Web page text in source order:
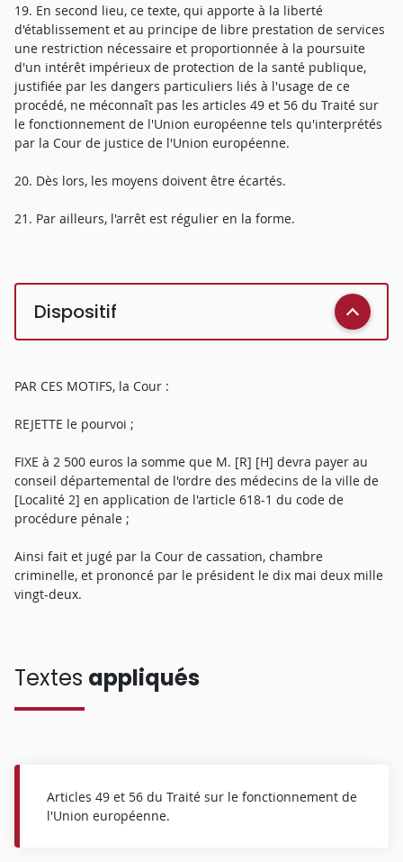
19. En second lieu, ce texte, qui apporte à la liberté
d'établissement et au principe de libre prestation de services
une restriction nécessaire et proportionnée à la poursuite
d'un intérêt impérieux de protection de la santé publique,
justifiée par les dangers particuliers liés à l'usage de ce
procédé, ne méconnaît pas les articles 49 et 56 du Traité sur
le fonctionnement de l'Union européenne tels qu'interprétés
par la Cour de justice de l'Union européenne.
20. Dès lors, les moyens doivent être écartés.
21. Par ailleurs, l'arrêt est régulier en la forme.
Dispositif
PAR CES MOTIFS, la Cour :
REJETTE le pourvoi ;
FIXE à 2 500 euros la somme que M. [R] [H] devra payer au
conseil départemental de l'ordre des médecins de la ville de
[Localité 2] en application de l'article 618-1 du code de
procédure pénale ;
Ainsi fait et jugé par la Cour de cassation, chambre
criminelle, et prononcé par le président le dix mai deux mille
vingt-deux.
Textes appliqués
Articles 49 et 56 du Traité sur le fonctionnement de
l'Union européenne.